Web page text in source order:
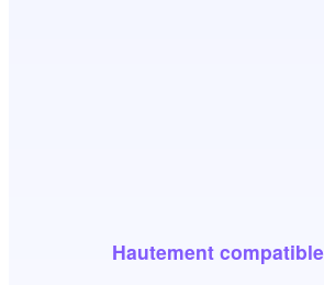
Hautement compatible